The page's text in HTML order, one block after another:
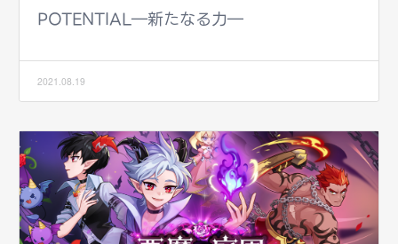
POTENTIAL―新たなる力―
2021.08.19